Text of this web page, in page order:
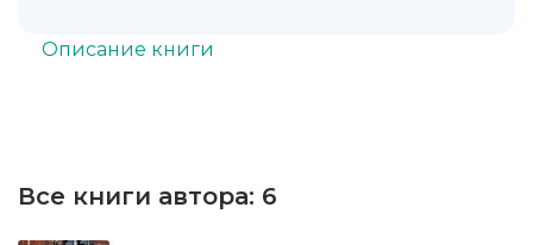
Описание книги
Все книги автора: 6